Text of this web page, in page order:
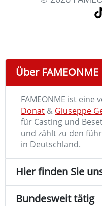
Über FAMEONME
FAMEONME ist eine
Donat & Giuseppe
für Casting und
und zählt zu den
in Deutschland.
Hier finden Sie
Bundesweit tätig